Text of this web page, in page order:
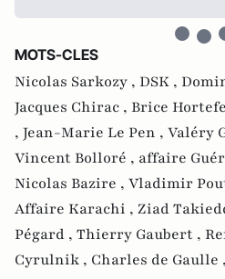
MOTS-CLES
Nicolas Sarkozy , DSK ,
Jacques Chirac , Brice
, Jean-Marie Le Pen , Valéry
Vincent Bolloré , affaire
Nicolas Bazire , Vladimir
Affaire Karachi , Ziad
Pégard , Thierry Gaubert ,
Cyrulnik , Charles de Gaulle ,